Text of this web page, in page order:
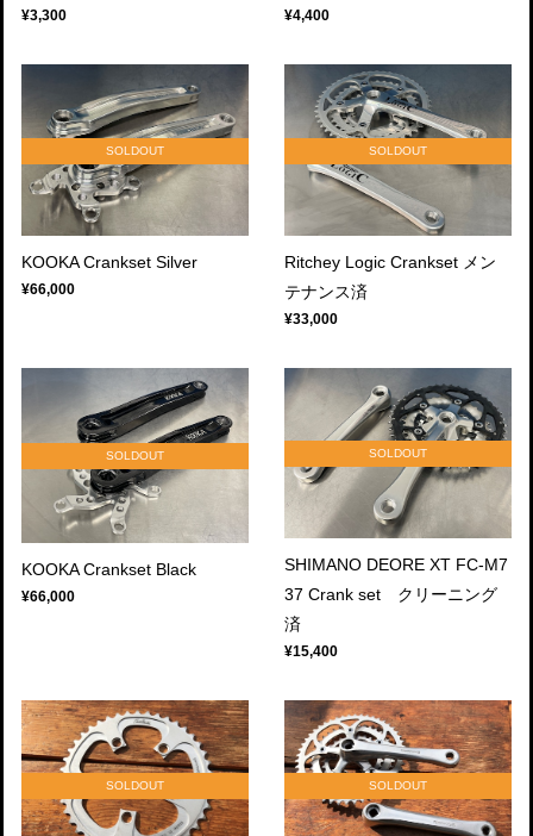
¥3,300 ¥4,400
SOLDOUT
KOOKA Crankset Silver
¥66,000
SOLDOUT
Ritchey Logic Crankset メン
テナンス済
¥33,000
SOLDOUT
KOOKA Crankset Black
¥66,000
SOLDOUT
SHIMANO DEORE XT FC-M7
37 Crank set クリーニング
済
¥15,400
SOLDOUT SOLDOUT